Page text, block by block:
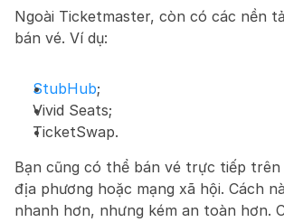
Ngoài Ticketmaster, còn có các nền
bán vé. Ví dụ:
StubHub;
Vivid Seats;
TicketSwap.
Bạn cũng có thể bán vé trực tiếp trên
địa phương hoặc mạng xã hội. Cách
nhanh hơn, nhưng kém an toàn hơn.